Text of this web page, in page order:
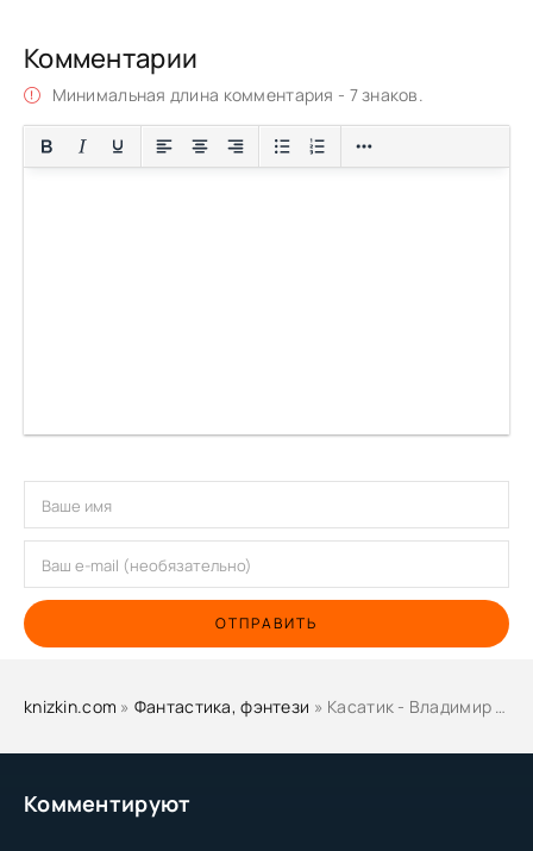
Комментируют
Комментарии
Минимальная длина комментария - 7 знаков.
ОТПРАВИТЬ
knizkin.com » Фантастика, фэнтези » Касатик - Владимир Малиновский